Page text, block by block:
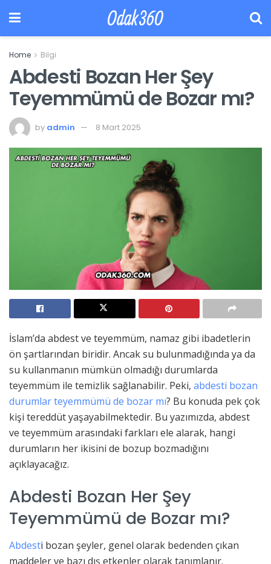
Odak360
Home Bilgi
Abdesti Bozan Her Şey
Teyemmümü de Bozar mı?
by admin 8 Mart 2025
İslam’da abdest ve teyemmüm, namaz gibi ibadetlerin
ön şartlarından biridir. Ancak su bulunmadığında ya da
su kullanmanın mümkün olmadığı durumlarda
teyemmüm ile temizlik sağlanabilir. Peki, abdesti bozan
durumlar teyemmümü de bozar mı? Bu konuda pek çok
kişi tereddüt yaşayabilmektedir. Bu yazımızda, abdest
ve teyemmüm arasındaki farkları ele alarak, hangi
durumların her ikisini de bozup bozmadığını
açıklayacağız.
Abdesti Bozan Her Şey
Teyemmümü de Bozar mı?
Abdesti bozan şeyler, genel olarak bedenden çıkan
maddeler ve bazı dış etkenler olarak tanımlanır.